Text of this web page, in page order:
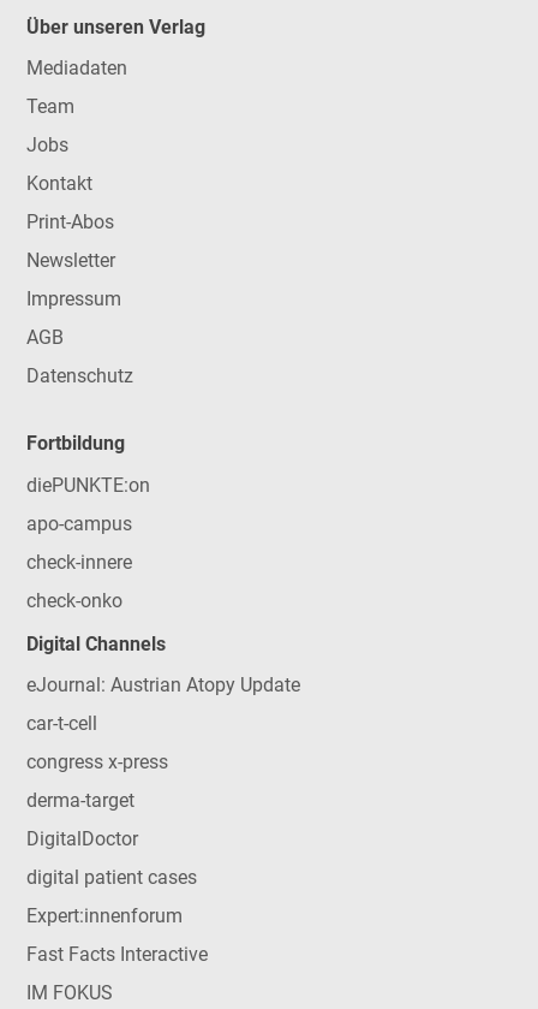
Über unseren Verlag
Mediadaten
Team
Jobs
Kontakt
Print-Abos
Newsletter
Impressum
AGB
Datenschutz
Fortbildung
diePUNKTE:on
apo-campus
check-innere
check-onko
Digital Channels
eJournal: Austrian Atopy Update
car-t-cell
congress x-press
derma-target
DigitalDoctor
digital patient cases
Expert:innenforum
Fast Facts Interactive
IM FOKUS